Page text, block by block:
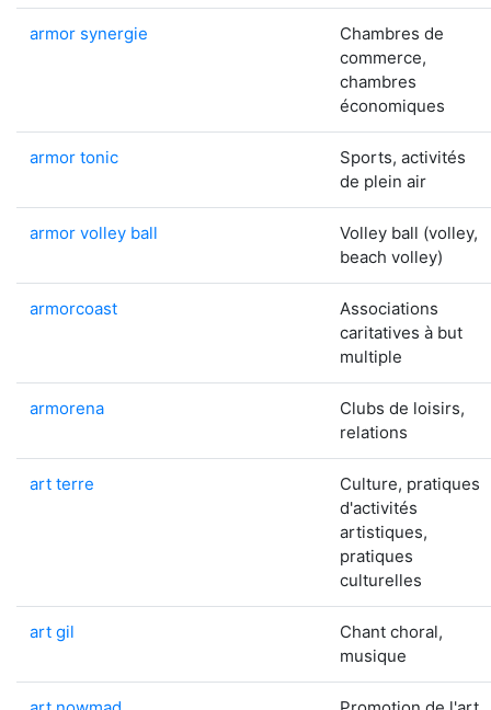
armor synergie
Chambres de
commerce,
chambres
économiques
armor tonic
Sports, activités
de plein air
armor volley ball
Volley ball (volley,
beach volley)
armorcoast
Associations
caritatives à but
multiple
armorena
Clubs de loisirs,
relations
art terre
Culture, pratiques
d'activités
artistiques,
pratiques
culturelles
art gil
Chant choral,
musique